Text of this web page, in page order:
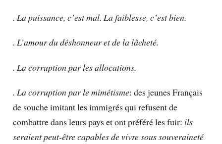
. La puissance, c’est mal. La faiblesse, c’est bien.
. L’amour du déshonneur et de la lâcheté.
. La corruption par les allocations.
. La corruption par le mimétisme: des jeunes Français
de souche imitant les immigrés qui refusent de
combattre dans leurs pays et ont préféré les fuir: ils
seraient peut-être capables de vivre sous souveraineté